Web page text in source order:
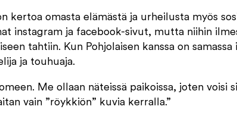
kertoa omasta elämästä ja urheilusta myös
instagram ja facebook-sivut, mutta niihin
tahtiin. Kun Pohjolaisen kanssa on samassa
ja touhuaja.
Me ollaan näteissä paikoissa, joten voisi
vain ”röykkiön” kuvia kerralla.”